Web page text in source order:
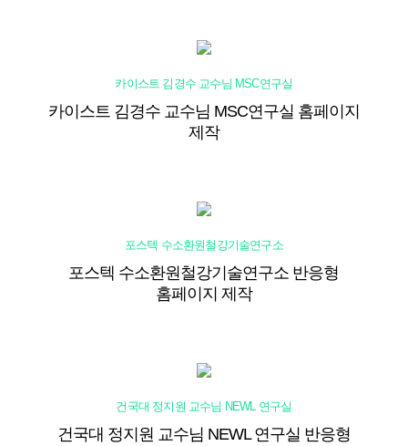
카이스트 김경수 교수님 MSC연구실
카이스트 김경수 교수님 MSC연구실 홈페이지
제작
포스텍 수소환원철강기술연구소
포스텍 수소환원철강기술연구소 반응형
홈페이지 제작
건국대 정지원 교수님 NEWL 연구실
건국대 정지원 교수님 NEWL 연구실 반응형